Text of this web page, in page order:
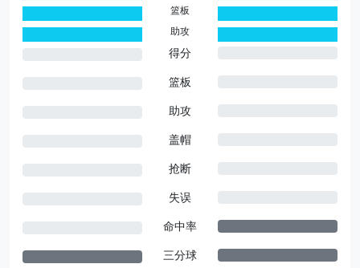
篮板
助攻
得分
篮板
助攻
盖帽
抢断
失误
命中率
三分球